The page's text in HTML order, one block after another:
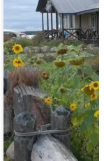
Здешево